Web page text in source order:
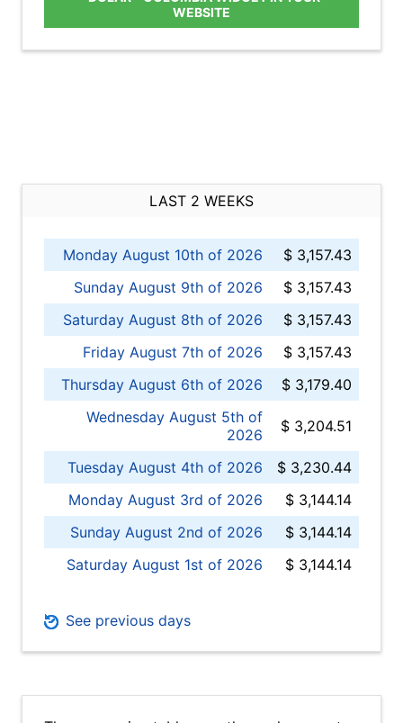
WEBSITE
LAST 2 WEEKS
Monday August 10th of 2026
$ 3,157.43
Sunday August 9th of 2026
$ 3,157.43
Saturday August 8th of 2026
$ 3,157.43
Friday August 7th of 2026
$ 3,157.43
Thursday August 6th of 2026
$ 3,179.40
Wednesday August 5th of
2026
$ 3,204.51
Tuesday August 4th of 2026
$ 3,230.44
Monday August 3rd of 2026
$ 3,144.14
Sunday August 2nd of 2026
$ 3,144.14
Saturday August 1st of 2026
$ 3,144.14
See previous days